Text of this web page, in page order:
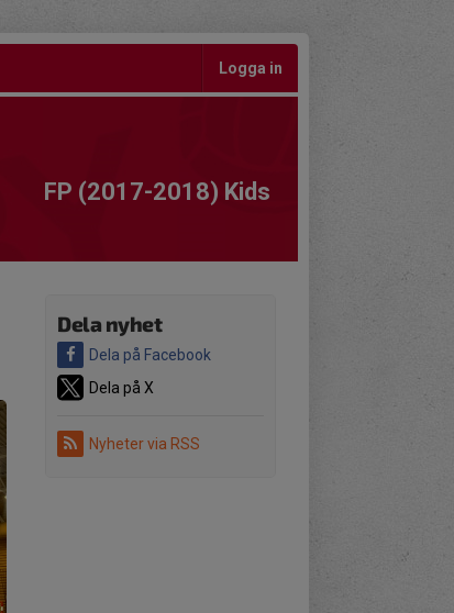
Logga in
FP (2017-2018) Kids
Dela nyhet
Dela på Facebook
Dela på X
Nyheter via RSS